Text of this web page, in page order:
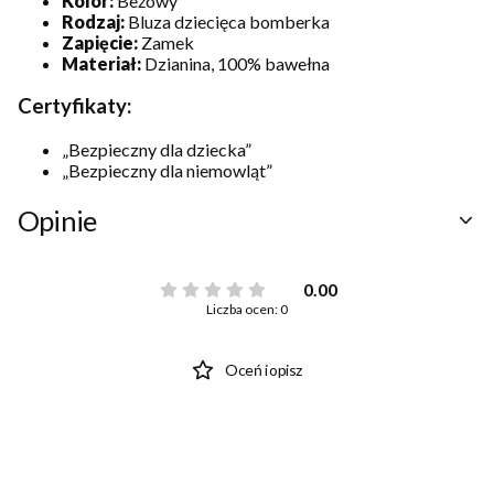
Rodzaj: Bluza dziecięca bomberka
Zapięcie: Zamek
Materiał: Dzianina, 100% bawełna
Certyfikaty:
„Bezpieczny dla dziecka”
„Bezpieczny dla niemowląt”
Opinie
0.00
Liczba ocen: 0
Oceń i opisz